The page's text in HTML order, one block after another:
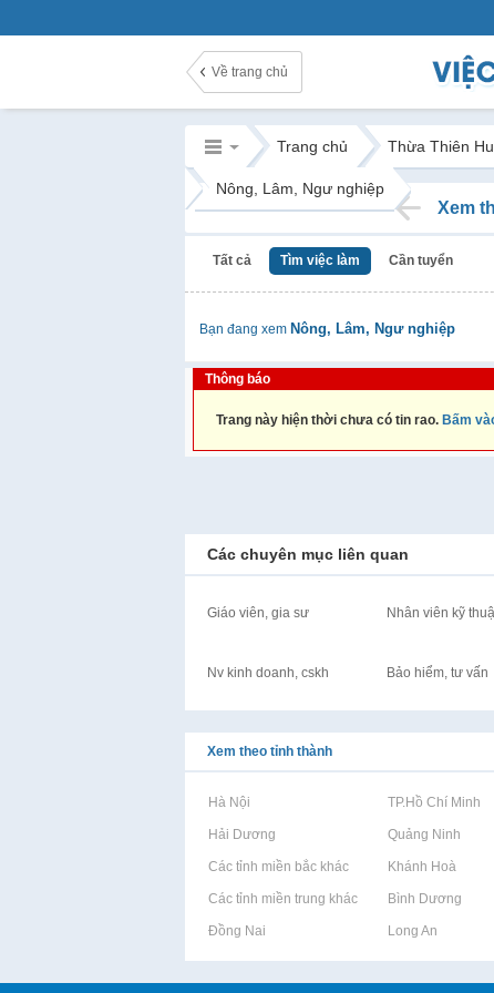
Về trang chủ
Trang chủ Thừa Thiên
Nông, Lâm, Ngư nghiệp
Xem
Tất cả Tìm việc làm Cần tuyển
Bạn đang xem Nông, Lâm, Ngư nghiệp
Thông báo
Trang này hiện thời chưa có tin rao. Bấm
Các chuyên mục liên quan
Giáo viên, gia sư Nhân viên kỹ
Nv kinh doanh, cskh Bảo hiểm, tư vấn
Xem theo tỉnh thành
Rao vặt tại Hà Nội Rao vặt tại TP.Hồ Chí Minh
Rao vặt tại Hải Dương Rao vặt tại Quảng Ninh
Rao vặt tại Các tỉnh miền bắc khácRao vặt tại Khánh Hoà
Rao vặt tại Các tỉnh miền trung khácRao vặt tại Bình Dương
Rao vặt tại Đồng Nai Rao vặt tại Long An